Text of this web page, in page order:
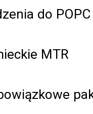
do POPC
MTR